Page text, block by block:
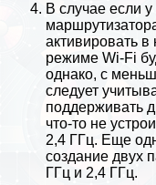
В случае если
активировать в
режиме Wi-Fi
однако, с
следует
поддерживать
что-то не
2,4 ГГц. Еще
создание двух
ГГц и 2,4 ГГц.